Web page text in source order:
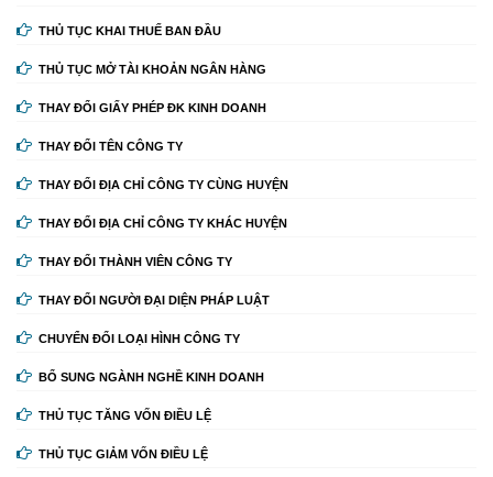
THỦ TỤC KHAI THUẾ BAN ĐẦU
THỦ TỤC MỞ TÀI KHOẢN NGÂN HÀNG
THAY ĐỔI GIẤY PHÉP ĐK KINH DOANH
THAY ĐỔI TÊN CÔNG TY
THAY ĐỔI ĐỊA CHỈ CÔNG TY CÙNG HUYỆN
THAY ĐỔI ĐỊA CHỈ CÔNG TY KHÁC HUYỆN
THAY ĐỔI THÀNH VIÊN CÔNG TY
THAY ĐỔI NGƯỜI ĐẠI DIỆN PHÁP LUẬT
CHUYỂN ĐỔI LOẠI HÌNH CÔNG TY
BỔ SUNG NGÀNH NGHỀ KINH DOANH
THỦ TỤC TĂNG VỐN ĐIỀU LỆ
THỦ TỤC GIẢM VỐN ĐIỀU LỆ